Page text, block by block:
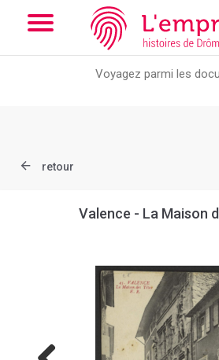
Array ( [slug] => document [ref] =>
Add the new slick-theme.css if you
retour
Valence - La Maison